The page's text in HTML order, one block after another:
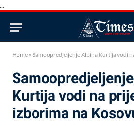
...
Home » Samoopredjeljenje Albina Kurtija vodi na
Kurtija vodi na
izborima na